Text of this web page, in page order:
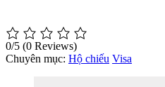
0/5 (0 Reviews)
Chuyên mục: Hộ chiếu Visa